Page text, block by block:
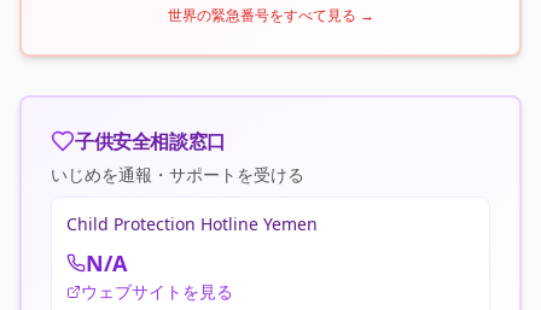
世界の緊急番号をすべて見る →
子供安全相談窓口
いじめを通報・サポートを受ける
Child Protection Hotline Yemen
N/A
ウェブサイトを見る